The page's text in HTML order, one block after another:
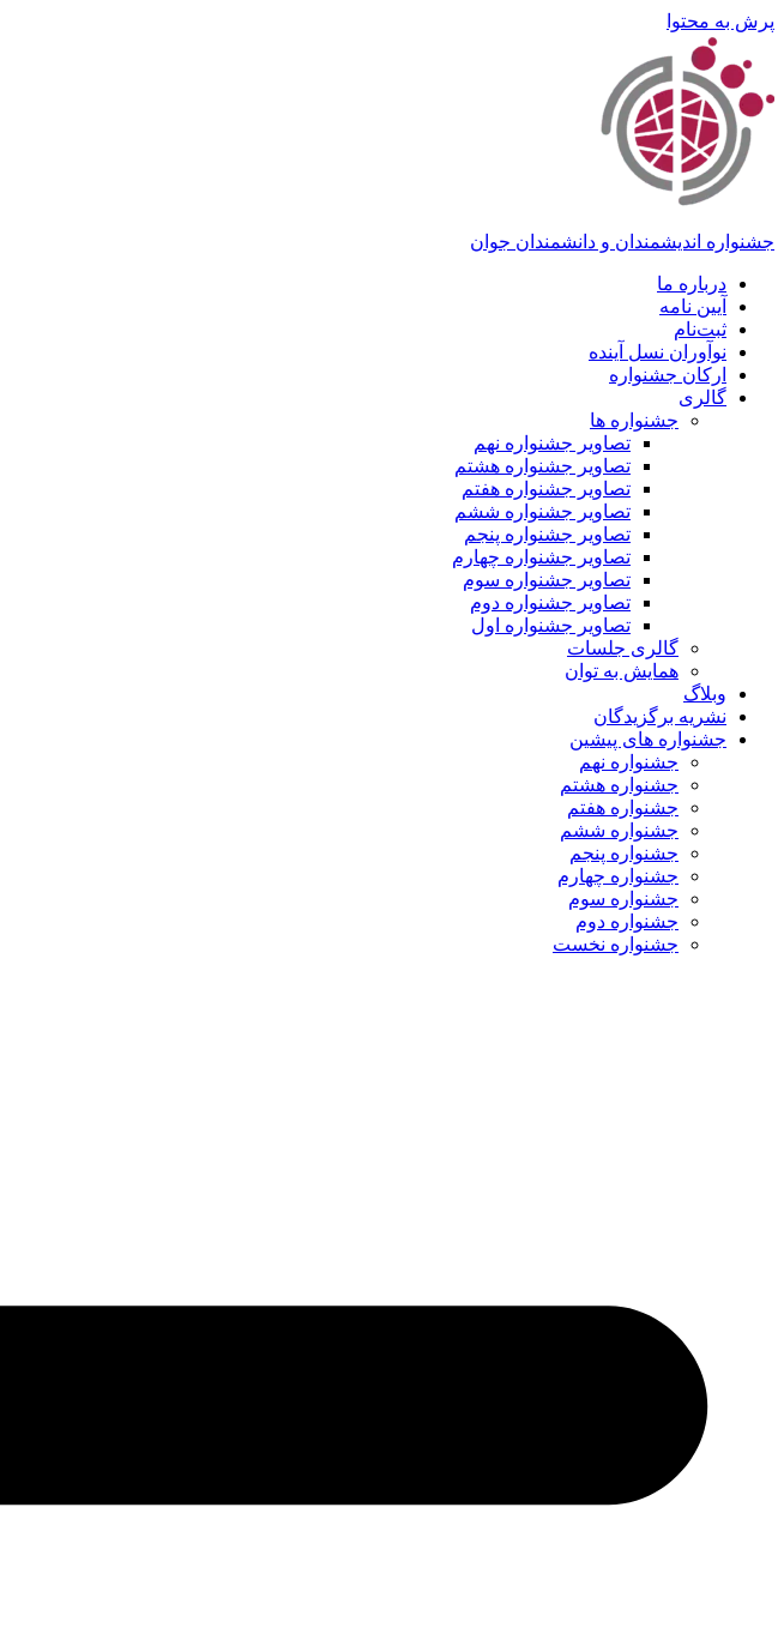
پرش به محتوا
جشنواره اندیشمندان و دانشمندان جوان
درباره ما
آیین نامه
ثبت‌نام
نوآوران نسل آینده
ارکان جشنواره
گالری
جشنواره ها
تصاویر جشنواره نهم
تصاویر جشنواره هشتم
تصاویر جشنواره هفتم
تصاویر جشنواره ششم
تصاویر جشنواره پنجم
تصاویر جشنواره چهارم
تصاویر جشنواره سوم
تصاویر جشنواره دوم
تصاویر جشنواره اول
گالری جلسات
همایش به توان
وبلاگ
نشریه برگزیدگان
جشنواره های پیشین
جشنواره نهم
جشنواره هشتم
جشنواره هفتم
جشنواره ششم
جشنواره پنجم
جشنواره چهارم
جشنواره سوم
جشنواره دوم
جشنواره نخست